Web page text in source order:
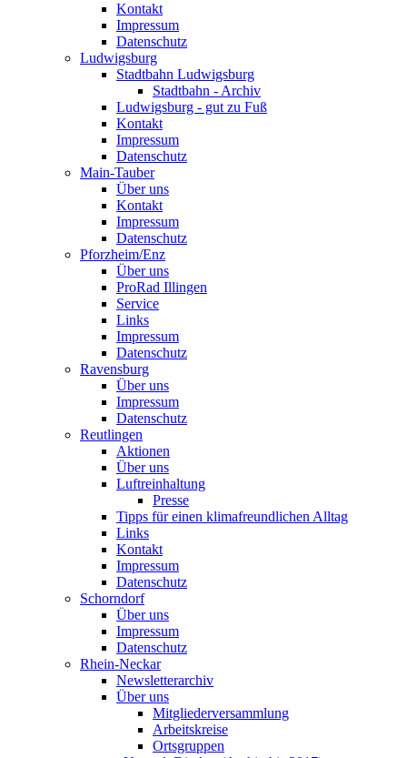
Kontakt
Impressum
Datenschutz
Ludwigsburg
Stadtbahn Ludwigsburg
Stadtbahn - Archiv
Ludwigsburg - gut zu Fuß
Kontakt
Impressum
Datenschutz
Main-Tauber
Über uns
Kontakt
Impressum
Datenschutz
Pforzheim/Enz
Über uns
ProRad Illingen
Service
Links
Impressum
Datenschutz
Ravensburg
Über uns
Impressum
Datenschutz
Reutlingen
Aktionen
Über uns
Luftreinhaltung
Presse
Tipps für einen klimafreundlichen Alltag
Links
Kontakt
Impressum
Datenschutz
Schorndorf
Über uns
Impressum
Datenschutz
Rhein-Neckar
Newsletterarchiv
Über uns
Mitgliederversammlung
Arbeitskreise
Ortsgruppen